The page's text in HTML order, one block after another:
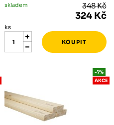
skladem 348 Kč
324 Kč
ks
-7%
AKCE